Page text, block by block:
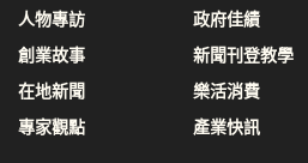
人物專訪
創業故事
在地新聞
專家觀點
政府佳績
新聞刊登教學
樂活消費
產業快訊